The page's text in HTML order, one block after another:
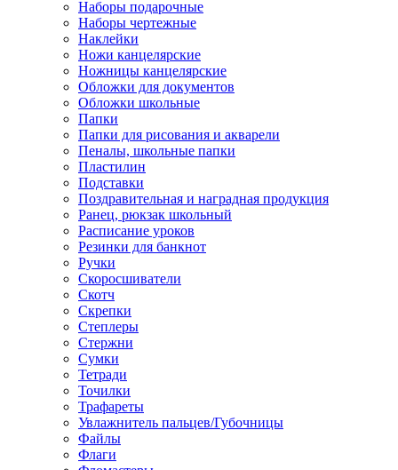
Наборы подарочные
Наборы чертежные
Наклейки
Ножи канцелярские
Ножницы канцелярские
Обложки для документов
Обложки школьные
Папки
Папки для рисования и акварели
Пеналы, школьные папки
Пластилин
Подставки
Поздравительная и наградная продукция
Ранец, рюкзак школьный
Расписание уроков
Резинки для банкнот
Ручки
Скоросшиватели
Скотч
Скрепки
Степлеры
Стержни
Сумки
Тетради
Точилки
Трафареты
Увлажнитель пальцев/Губочницы
Файлы
Флаги